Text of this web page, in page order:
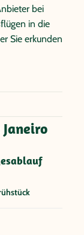
bei
in die
Sie erkunden